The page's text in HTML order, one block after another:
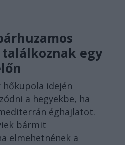
egy
idején
a hegyekbe, ha
éghajlatot.
bármit
elmehetnének a